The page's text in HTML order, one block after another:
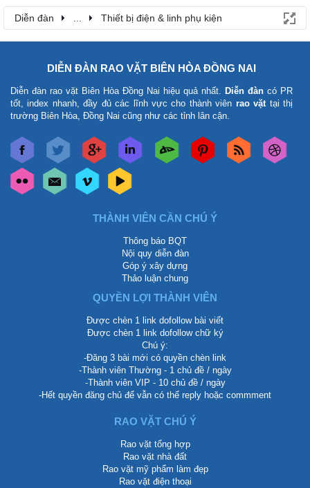
Diễn đàn Thiết bị điện & linh phụ kiện
DIỄN ĐÀN RAO VẶT BIÊN HÒA ĐỒNG NAI
Diễn đàn rao vặt Biên Hòa Đồng Nai hiệu quả nhất. Diễn đàn có PR
tốt, index nhanh, đầy đủ các lĩnh vực cho thành viên rao vặttại thị
trường Biên Hòa, Đồng Nai cũng như các tỉnh lân cận.
THÀNH VIÊN CẦN CHÚ Ý
Thông báo BQT
Nội quy diễn đàn
Góp ý xây dựng
Thảo luận chung
QUYỀN LỢI THÀNH VIÊN
Được chèn 1 link dofollow bài viết
Được chèn 1 link dofollow chữ ký
Chú ý:
-Đăng 3 bài mới có quyền chèn link
-Thành viên Thường - 1 chủ đề / ngày
-Thành viên VIP - 10 chủ đề / ngày
-Hết quyền đăng chủ để vẫn có thể reply hoặc commment
RAO VẶT CHÚ Ý
Rao vặt tổng hợp
Rao vặt nhà đất
Rao vặt mỹ phẩm làm đẹp
Rao vặt điện thoại